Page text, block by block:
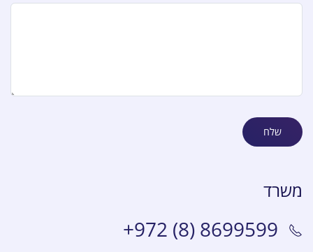
שלח
משרד
+972 (8) 8699599